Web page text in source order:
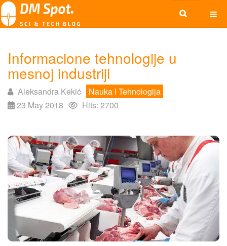
Informacione tehnologije u
mesnoj industriji
Aleksandra Kekić
Nauka I Tehnologija
23 May 2018
Hits: 2700